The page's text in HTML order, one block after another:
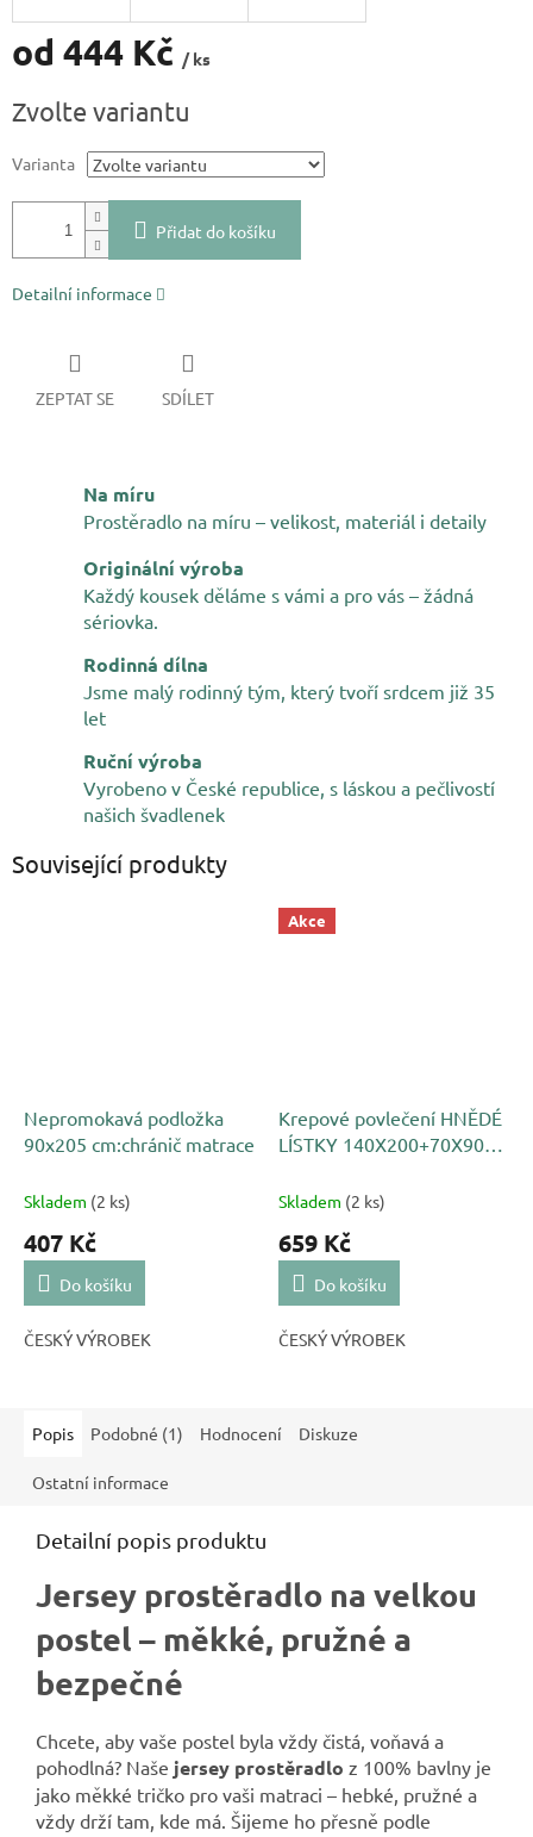
od 444 Kč / ks
cena:
Zvolte variantu
Varianta
Přidat do košíku
Detailní informace
ZEPTAT SE SDÍLET
Na míru
Prostěradlo na míru – velikost, materiál i detaily
Originální výroba
Každý kousek děláme s vámi a pro vás – žádná
sériovka.
Rodinná dílna
Jsme malý rodinný tým, který tvoří srdcem již 35
let
Ruční výroba
Vyrobeno v České republice, s láskou a pečlivostí
našich švadlenek
Související produkty
Nepromokavá podložka
90x205 cm:chránič matrace
Skladem (2 ks)
407 Kč
Do košíku
ČESKÝ VÝROBEK
Akce
Krepové povlečení HNĚDÉ
LÍSTKY 140X200+70X90
Skladem (2 ks)
659 Kč
Do košíku
ČESKÝ VÝROBEK
Popis Podobné (1) Hodnocení Diskuze
Ostatní informace
Detailní popis produktu
Jersey prostěradlo na velkou
postel – měkké, pružné a
bezpečné
Chcete, aby vaše postel byla vždy čistá, voňavá a
pohodlná? Naše jersey prostěradlo z 100% bavlny je
jako měkké tričko pro vaši matraci – hebké, pružné a
vždy drží tam, kde má. Šijeme ho přesně podle